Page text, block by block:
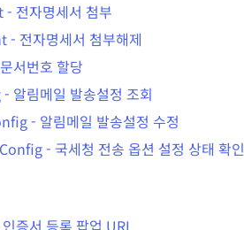
- 전자명세서 첨부
- 전자명세서 첨부해제
문서번호 할당
- 알림메일 발송설정 조회
- 알림메일 발송설정 수정
- 국세청 전송 옵션 설정 상태 확인
인증서 등록 팝업 URL